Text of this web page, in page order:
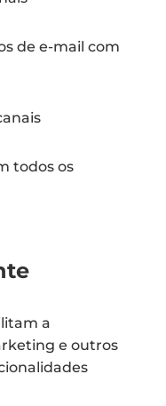
de e-mail com
todos os
a
e outros